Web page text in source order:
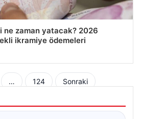
ne zaman yatacak? 2026
ikramiye ödemeleri
… 124 Sonraki